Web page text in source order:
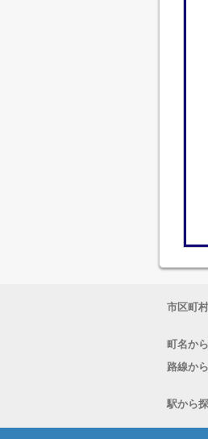
市区町
町名か
路線か
駅から